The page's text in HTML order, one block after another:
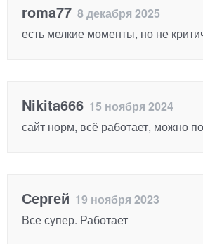
roma77 8 декабря 2025
есть мелкие моменты, но не
Nikita666 15 ноября 2024
сайт норм, всё работает, можно
Сергей 19 ноября 2023
Все супер. Работает